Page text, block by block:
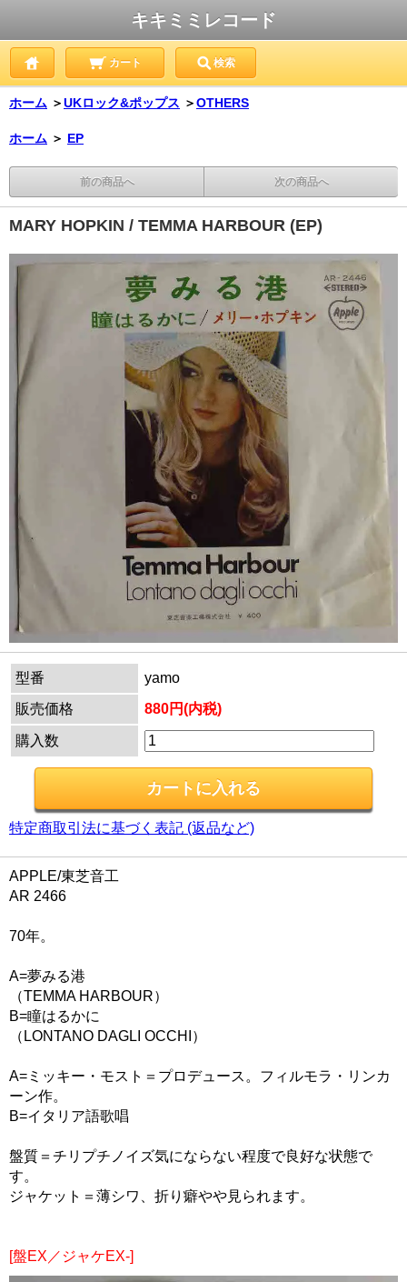
キキミミレコード
カート 検索
ホーム ＞UKロック&ポップス ＞OTHERS
ホーム ＞ EP
前の商品へ 次の商品へ
MARY HOPKIN / TEMMA HARBOUR (EP)
型番
yamo
販売価格
880円(内税)
購入数
特定商取引法に基づく表記 (返品など)
APPLE/東芝音工
AR 2466
70年。
A=夢みる港
（TEMMA HARBOUR）
B=瞳はるかに
（LONTANO DAGLI OCCHI）
A=ミッキー・モスト＝プロデュース。フィルモラ・リンカ
ーン作。
B=イタリア語歌唱
盤質＝チリプチノイズ気にならない程度で良好な状態で
す。
ジャケット＝薄シワ、折り癖やや見られます。
[盤EX／ジャケEX-]